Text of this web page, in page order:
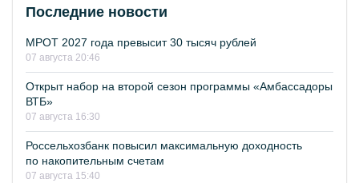
Последние новости
МРОТ 2027 года превысит 30 тысяч рублей
07 августа 20:46
Открыт набор на второй сезон программы «Амбассадоры
ВТБ»
07 августа 16:30
Россельхозбанк повысил максимальную доходность
по накопительным счетам
07 августа 15:40